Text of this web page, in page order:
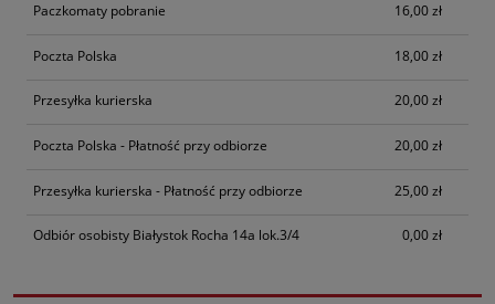
Paczkomaty pobranie 16,00 zł
Poczta Polska 18,00 zł
Przesyłka kurierska 20,00 zł
Poczta Polska - Płatność przy odbiorze 20,00 zł
Przesyłka kurierska - Płatność przy odbiorze 25,00 zł
Odbiór osobisty Białystok Rocha 14a lok.3/4 0,00 zł